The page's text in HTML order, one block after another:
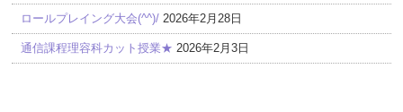
ロールプレイング大会(^^)/ 2026年2月28日
通信課程理容科カット授業★ 2026年2月3日